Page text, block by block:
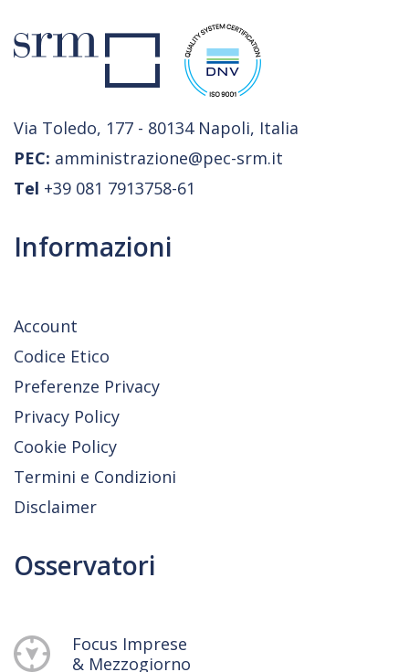
Via Toledo, 177 - 80134 Napoli, Italia
PEC: amministrazione@pec-srm.it
Tel +39 081 7913758-61
Informazioni
Account
Codice Etico
Preferenze Privacy
Privacy Policy
Cookie Policy
Termini e Condizioni
Disclaimer
Osservatori
Focus Imprese
& Mezzogiorno